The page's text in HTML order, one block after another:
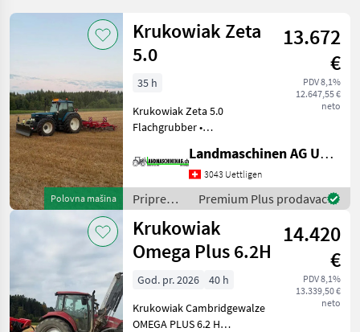
Polovna mašina
Krukowiak Zeta
5.0
13.672
€
PDV 8,1%
12.647,55 €
neto
35 h
Krukowiak Zeta 5.0
Flachgrubber •
Arbeitsbreite • 32
Federzinken 70/12 mit 200
mm Gänsefussscharen • 4
Balkiger Rahmen mit viel
Durchlass •
Landmaschinen AG Uettligen
3043 Uettligen
Priprema/
obrada tla
(plugovi,
kultivatori,
tanjurače
i dr.) /
Premium Plus prodavac
Krukowiak
Omega Plus 6.2H
14.420
€
PDV 8,1%
13.339,50 €
neto
God. pr. 2026
40 h
Krukowiak Cambridgewalze
OMEGA PLUS 6.2 H